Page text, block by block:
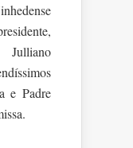
Julliano
e Padre